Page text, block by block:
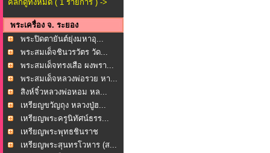
คลิกดูทั้งหมด ( 1 รายการ ) ->
พระเครื่อง จ. ระยอง
พระปิดตายันต์ยุ่งมหาอุ...
พระสมเด็จชินวรวัตร วัด...
พระสมเด็จทรงเสือ ผงพรา...
พระสมเด็จหลวงพ่อรวย หา...
สิงห์จิ๋วหลวงพ่อหอม หล...
เหรียญขวัญถุง หลวงปู่ฮ...
เหรียญพระครูนิทัศน์ธรร...
เหรียญพระพุทธชินราช
หล... เหรียญพระสุนทรโวหาร (ส...